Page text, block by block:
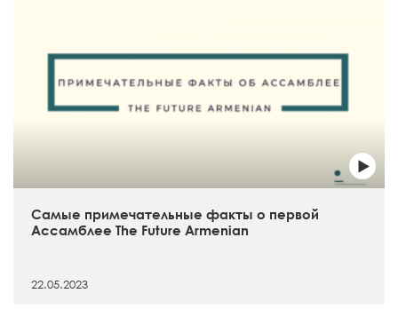
Самые примечательные факты о первой
Ассамблее The Future Armenian
22.05.2023